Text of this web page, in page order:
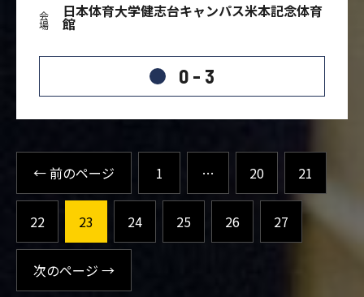
会
場
日本体育大学健志台キャンパス米本記念体育
館
0 - 3
← 前のページ 1 … 20 21
22 23 24 25 26 27
次のページ →